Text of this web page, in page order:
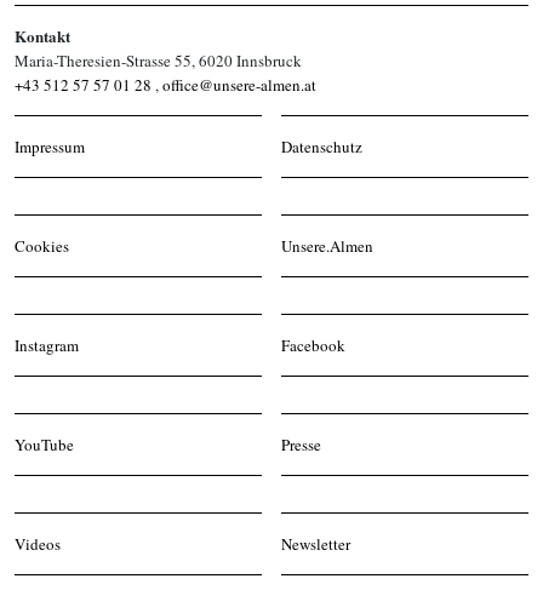
Kontakt
Maria-Theresien-Strasse 55, 6020 Innsbruck
+43 512 57 57 01 28 ,office@unsere-almen.at
Impressum Datenschutz
Cookies Unsere.Almen
Instagram Facebook
YouTube Presse
Videos Newsletter